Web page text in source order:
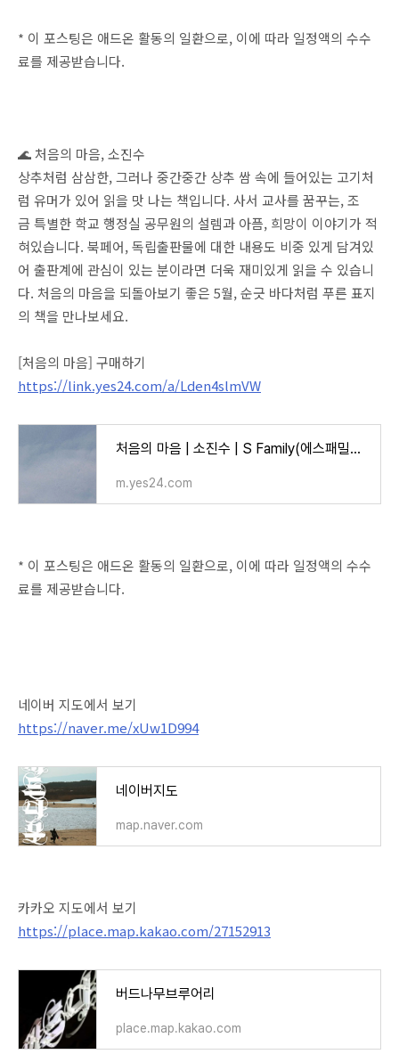
* 이 포스팅은 애드온 활동의 일환으로, 이에 따라 일정액의 수수
료를 제공받습니다.
🌊 처음의 마음, 소진수
상추처럼 삼삼한, 그러나 중간중간 상추 쌈 속에 들어있는 고기처
럼 유머가 있어 읽을 맛 나는 책입니다. 사서 교사를 꿈꾸는, 조
금 특별한 학교 행정실 공무원의 설렘과 아픔, 희망이 이야기가 적
혀있습니다. 북페어, 독립출판물에 대한 내용도 비중 있게 담겨있
어 출판계에 관심이 있는 분이라면 더욱 재미있게 읽을 수 있습니
다. 처음의 마음을 되돌아보기 좋은 5월, 순긋 바다처럼 푸른 표지
의 책을 만나보세요.
[처음의 마음] 구매하기
https://link.yes24.com/a/Lden4slmVW
처음의 마음 | 소진수 | S Family(에스패밀리) - 예스24
m.yes24.com
* 이 포스팅은 애드온 활동의 일환으로, 이에 따라 일정액의 수수
료를 제공받습니다.
네이버 지도에서 보기
https://naver.me/xUw1D994
네이버지도
map.naver.com
카카오 지도에서 보기
https://place.map.kakao.com/27152913
버드나무브루어리
place.map.kakao.com